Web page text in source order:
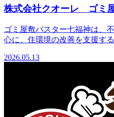
株式会社クオーレ ゴミ
ゴミ屋敷バスター七福神は、
心に、住環境の改善を支援す
2026.05.13